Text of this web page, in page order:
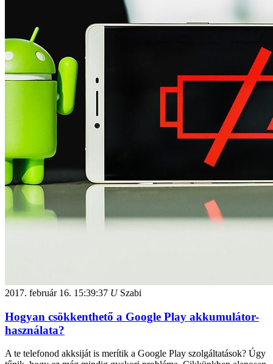
2017. február 16. 15:39:37 USzabi
Hogyan csökkenthető a Google Play akkumulátor-
használata?
A te telefonod akksiját is merítik a Google Play szolgáltatások? Úgy